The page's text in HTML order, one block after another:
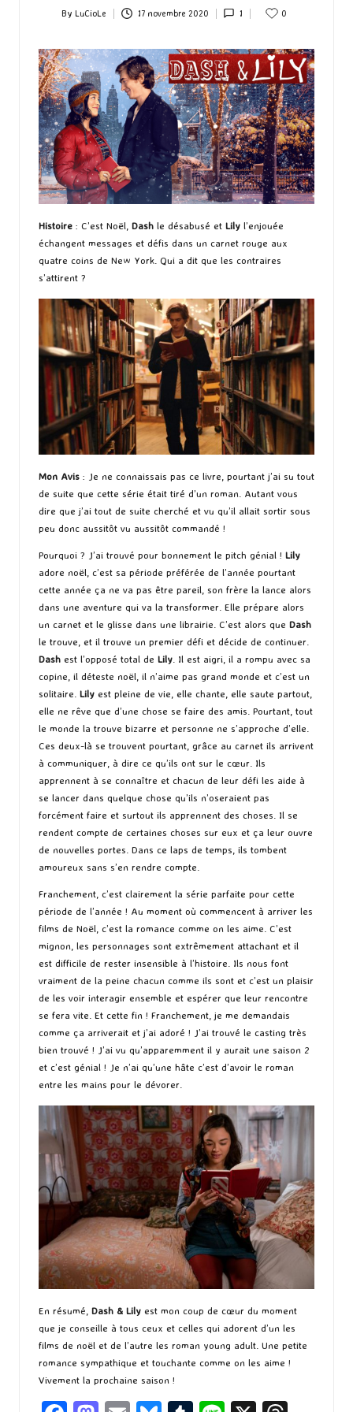
Posted
By LuCioLe 17 novembre 2020 1 0
Histoire : C’est Noël, Dash le désabusé et Lily l’enjouée
échangent messages et défis dans un carnet rouge aux
quatre coins de New York. Qui a dit que les contraires
s’attirent ?
Mon Avis : Je ne connaissais pas ce livre, pourtant j’ai su tout
de suite que cette série était tiré d’un roman. Autant vous
dire que j’ai tout de suite cherché et vu qu’il allait sortir sous
peu donc aussitôt vu aussitôt commandé !
Pourquoi ? J’ai trouvé pour bonnement le pitch génial ! Lily
adore noël, c’est sa période préférée de l’année pourtant
cette année ça ne va pas être pareil, son frère la lance alors
dans une aventure qui va la transformer. Elle prépare alors
un carnet et le glisse dans une librairie. C’est alors que Dash
le trouve, et il trouve un premier défi et décide de continuer.
Dash est l’opposé total de Lily . Il est aigri, il a rompu avec sa
copine, il déteste noël, il n’aime pas grand monde et c’est un
solitaire. Lily est pleine de vie, elle chante, elle saute partout,
elle ne rêve que d’une chose se faire des amis. Pourtant, tout
le monde la trouve bizarre et personne ne s’approche d’elle.
Ces deux-là se trouvent pourtant, grâce au carnet ils arrivent
à communiquer, à dire ce qu’ils ont sur le cœur. Ils
apprennent à se connaître et chacun de leur défi les aide à
se lancer dans quelque chose qu’ils n’oseraient pas
forcément faire et surtout ils apprennent des choses. Il se
rendent compte de certaines choses sur eux et ça leur ouvre
de nouvelles portes. Dans ce laps de temps, ils tombent
amoureux sans s’en rendre compte.
Franchement, c’est clairement la série parfaite pour cette
période de l’année ! Au moment où commencent à arriver les
films de Noël, c’est la romance comme on les aime. C’est
mignon, les personnages sont extrêmement attachant et il
est difficile de rester insensible à l’histoire. Ils nous font
vraiment de la peine chacun comme ils sont et c’est un plaisir
de les voir interagir ensemble et espérer que leur rencontre
se fera vite. Et cette fin ! Franchement, je me demandais
comme ça arriverait et j’ai adoré ! J’ai trouvé le casting très
bien trouvé ! J’ai vu qu’apparemment il y aurait une saison 2
et c’est génial ! Je n’ai qu’une hâte c’est d’avoir le roman
entre les mains pour le dévorer.
En résumé, Dash & Lily est mon coup de cœur du moment
que je conseille à tous ceux et celles qui adorent d’un les
films de noël et de l’autre les roman young adult. Une petite
romance sympathique et touchante comme on les aime !
Vivement la prochaine saison !